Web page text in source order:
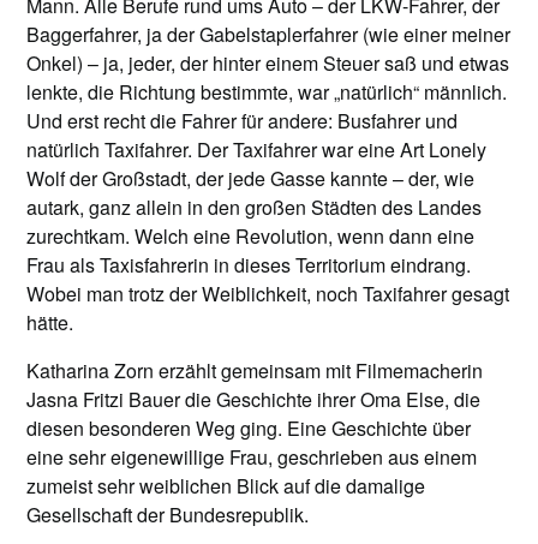
Baggerfahrer, ja der Gabelstaplerfahrer (wie einer meiner
Onkel) – ja, jeder, der hinter einem Steuer saß und etwas
lenkte, die Richtung bestimmte, war „natürlich“ männlich.
Und erst recht die Fahrer für andere: Busfahrer und
natürlich Taxifahrer. Der Taxifahrer war eine Art Lonely
Wolf der Großstadt, der jede Gasse kannte – der, wie
autark, ganz allein in den großen Städten des Landes
zurechtkam. Welch eine Revolution, wenn dann eine
Frau als Taxisfahrerin in dieses Territorium eindrang.
Wobei man trotz der Weiblichkeit, noch Taxifahrer gesagt
hätte.
Katharina Zorn erzählt gemeinsam mit Filmemacherin
Jasna Fritzi Bauer die Geschichte ihrer Oma Else, die
diesen besonderen Weg ging. Eine Geschichte über
eine sehr eigenewillige Frau, geschrieben aus einem
zumeist sehr weiblichen Blick auf die damalige
Gesellschaft der Bundesrepublik.